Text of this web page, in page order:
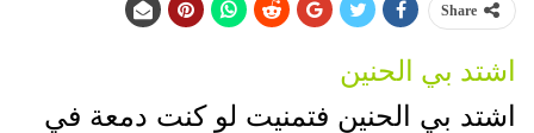
Share
اشتد بي الحنين
اشتد بي الحنين فتمنيت لو كنت دمعة في